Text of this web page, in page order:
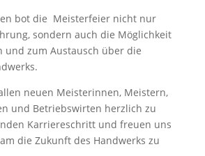
bot die Meisterfeier nicht nur
sondern auch die Möglichkeit
und zum Austausch über die
neuen Meisterinnen, Meistern,
und Betriebswirten herzlich zu
Karriereschritt und freuen uns
die Zukunft des Handwerks zu